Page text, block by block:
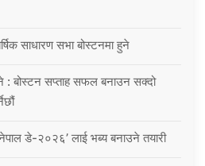
साधारण सभा बोस्टनमा हुने
: बोस्टन सप्ताह सफल बनाउन सक्दो
डे-२०२६’ लाई भब्य बनाउने तयारी